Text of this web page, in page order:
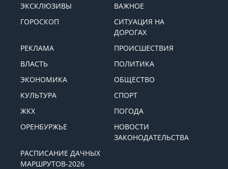
ЭКСКЛЮЗИВЫ
ВАЖНОЕ
ГОРОСКОП
СИТУАЦИЯ НА
ДОРОГАХ
РЕКЛАМА
ПРОИСШЕСТВИЯ
ВЛАСТЬ
ПОЛИТИКА
ЭКОНОМИКА
ОБЩЕСТВО
КУЛЬТУРА
СПОРТ
ЖКХ
ПОГОДА
ОРЕНБУРЖЬЕ
НОВОСТИ
ЗАКОНОДАТЕЛЬСТВА
РАСПИСАНИЕ ДАЧНЫХ
МАРШРУТОВ-2026